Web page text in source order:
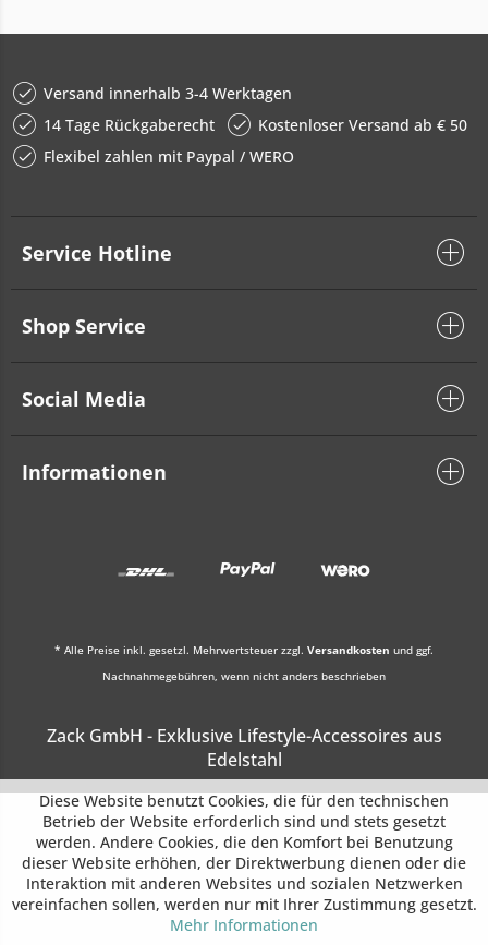
Versand innerhalb 3-4 Werktagen
14 Tage Rückgaberecht
Kostenloser Versand ab € 50
Flexibel zahlen mit Paypal / WERO
Service Hotline
Shop Service
Social Media
Informationen
* Alle Preise inkl. gesetzl. Mehrwertsteuer zzgl. Versandkosten und ggf.
Nachnahmegebühren, wenn nicht anders beschrieben
Zack GmbH - Exklusive Lifestyle-Accessoires aus
Edelstahl
Diese Website benutzt Cookies, die für den technischen
Betrieb der Website erforderlich sind und stets gesetzt
werden. Andere Cookies, die den Komfort bei Benutzung
dieser Website erhöhen, der Direktwerbung dienen oder die
Interaktion mit anderen Websites und sozialen Netzwerken
vereinfachen sollen, werden nur mit Ihrer Zustimmung gesetzt.
Mehr Informationen